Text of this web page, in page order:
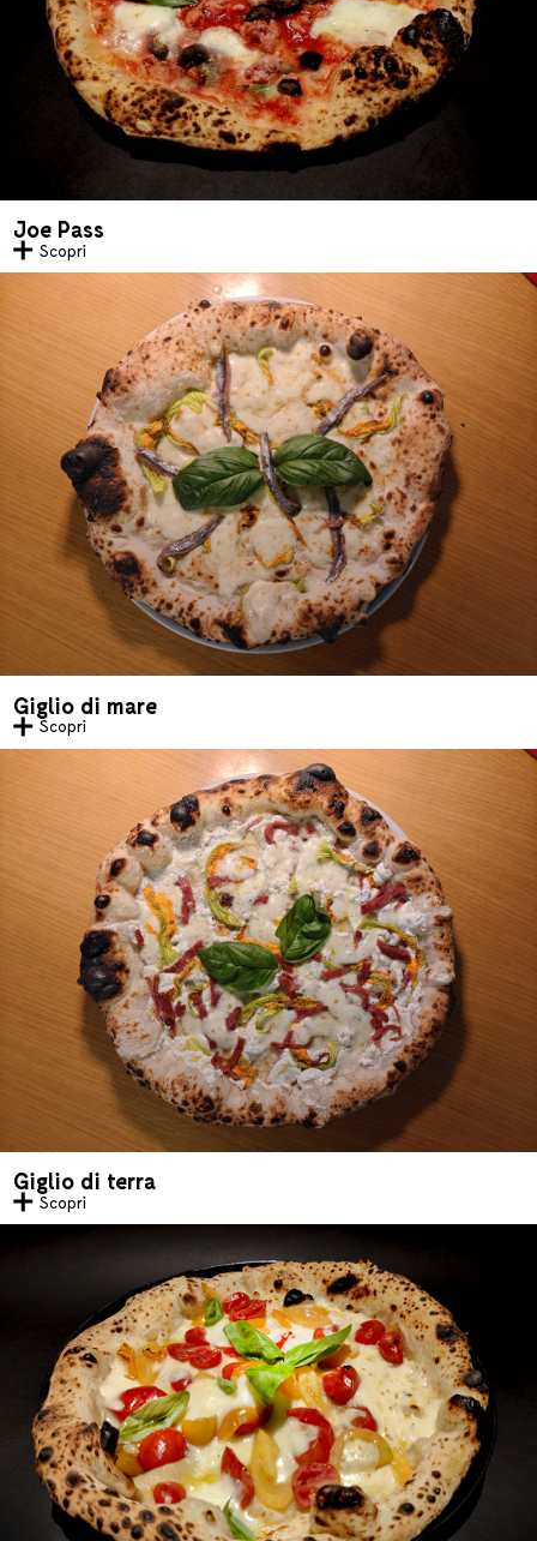
Joe Pass
Scopri
Giglio di mare
Scopri
Giglio di terra
Scopri